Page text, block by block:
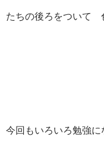
たちの後ろをついて
今回もいろいろ勉強に